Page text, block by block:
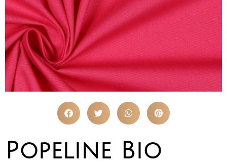
Popeline Bio